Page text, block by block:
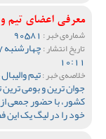
معرفی اعضای تیم
شماره‌ی خبر :
تاریخ انتشار :
10:11
خلاصه‌ی خبر :تیم
جوان ترین و بومی
کشور، با حضور جمعی
خود را در لیگ یک این